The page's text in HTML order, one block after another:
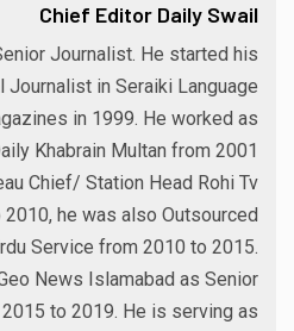
Chief Editor Daily Swail
Journalist. He started his
Journalist in Seraiki Language
in 1999. He worked as
Khabrain Multan from 2001
Chief/ Station Head Rohi Tv
he was also Outsourced
Service from 2010 to 2015.
News Islamabad as Senior
to 2019. He is serving as